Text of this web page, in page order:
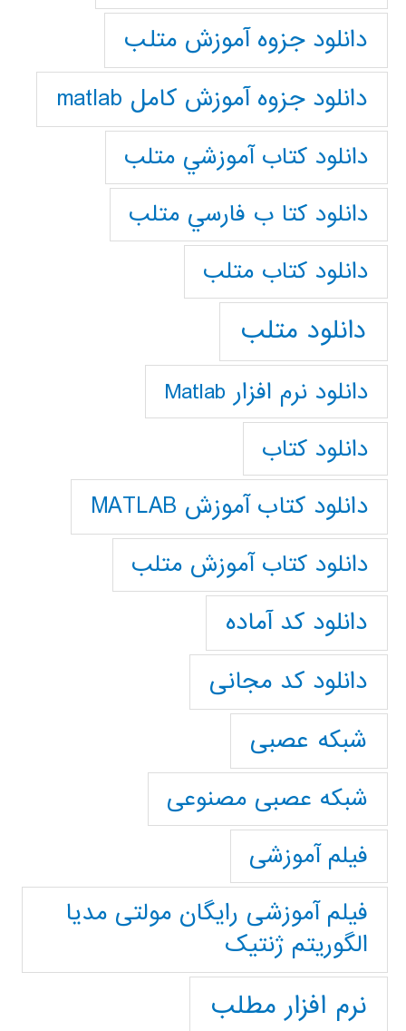
دانلود جزوه آموزش متلب
دانلود جزوه آموزش کامل matlab
دانلود كتاب آموزشي متلب
دانلود كتا ب فارسي متلب
دانلود كتاب متلب
دانلود متلب
دانلود نرم افزار Matlab
دانلود کتاب
دانلود کتاب آموزش MATLAB
دانلود کتاب آموزش متلب
دانلود کد آماده
دانلود کد مجانی
شبکه عصبی
شبکه عصبی مصنوعی
فیلم آموزشی
فیلم آموزشی رایگان مولتی مدیا
الگوریتم ژنتیک
نرم افزار مطلب